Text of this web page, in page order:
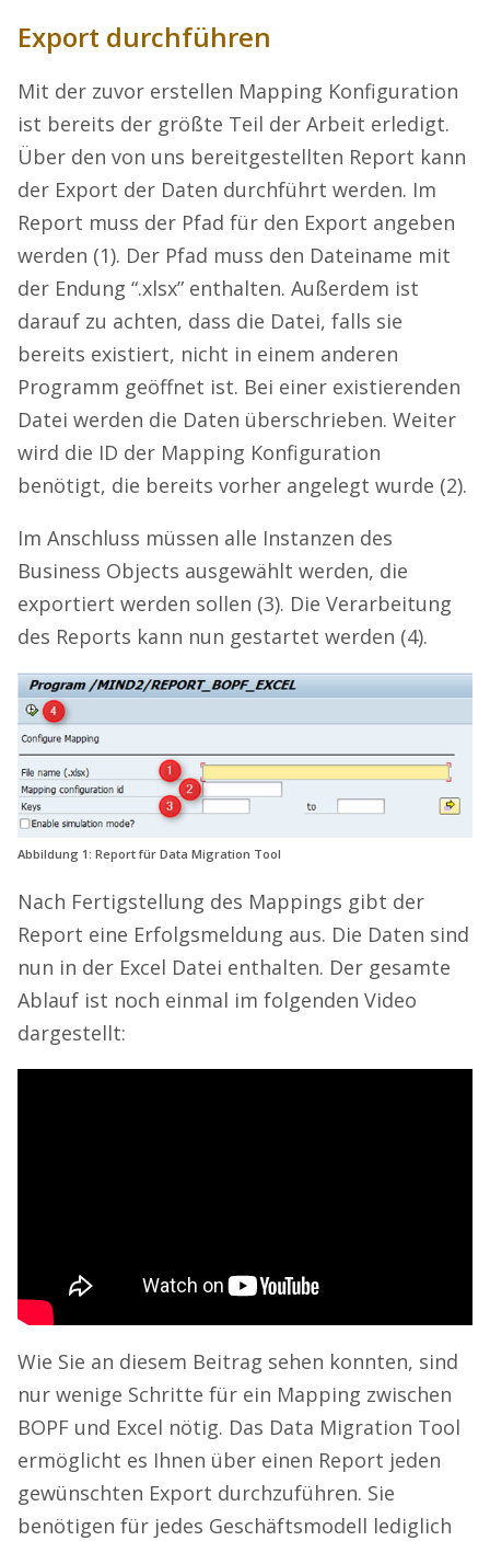
Export durchführen
Mit der zuvor erstellen Mapping Konfiguration
ist bereits der größte Teil der Arbeit erledigt.
Über den von uns bereitgestellten Report kann
der Export der Daten durchführt werden. Im
Report muss der Pfad für den Export angeben
werden (1). Der Pfad muss den Dateiname mit
der Endung “.xlsx” enthalten. Außerdem ist
darauf zu achten, dass die Datei, falls sie
bereits existiert, nicht in einem anderen
Programm geöffnet ist. Bei einer existierenden
Datei werden die Daten überschrieben. Weiter
wird die ID der Mapping Konfiguration
benötigt, die bereits vorher angelegt wurde (2).
Im Anschluss müssen alle Instanzen des
Business Objects ausgewählt werden, die
exportiert werden sollen (3). Die Verarbeitung
des Reports kann nun gestartet werden (4).
Abbildung 1: Report für Data Migration Tool
Nach Fertigstellung des Mappings gibt der
Report eine Erfolgsmeldung aus. Die Daten sind
nun in der Excel Datei enthalten. Der gesamte
Ablauf ist noch einmal im folgenden Video
dargestellt:
Wie Sie an diesem Beitrag sehen konnten, sind
nur wenige Schritte für ein Mapping zwischen
BOPF und Excel nötig. Das Data Migration Tool
ermöglicht es Ihnen über einen Report jeden
gewünschten Export durchzuführen. Sie
benötigen für jedes Geschäftsmodell lediglich